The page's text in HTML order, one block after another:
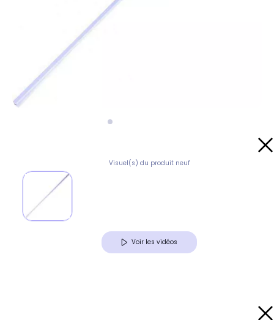
Visuel(s) du produit neuf
Voir les vidéos